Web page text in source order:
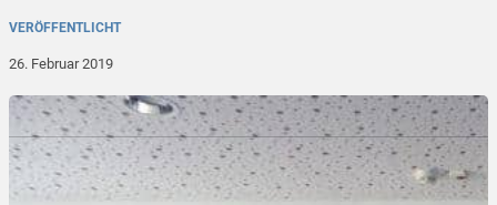
VERÖFFENTLICHT
26. Februar 2019